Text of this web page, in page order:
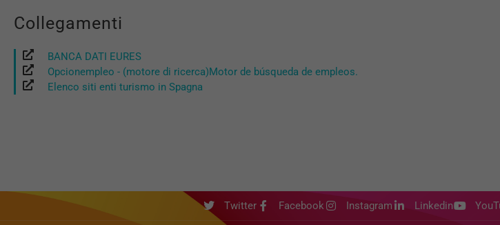
Collegamenti
BANCA DATI EURES
Opcionempleo - (motore di ricerca)Motor de búsqueda de empleos.
Elenco siti enti turismo in Spagna
Twitter Facebook Instagram Linkedin